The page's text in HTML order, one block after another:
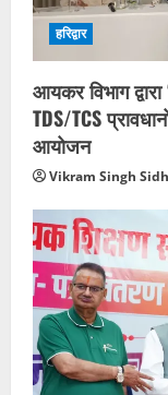
हरिद्वार
आयकर विभाग
TDS/TCS
आयोजन
Vikram Singh